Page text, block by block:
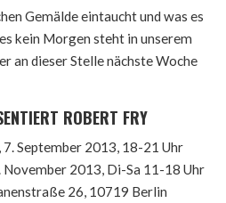
Gemälde eintaucht und was es
kein Morgen steht in unserem
an dieser Stelle nächste Woche
ROBERT FRY
September 2013, 18-21 Uhr
November 2013, Di-Sa 11-18 Uhr
26, 10719 Berlin